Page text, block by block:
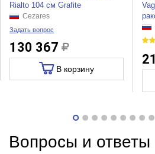
Rialto 104 см Grafite
Cezares
Задать вопрос
130 367
В корзину
Вопросы и ответы